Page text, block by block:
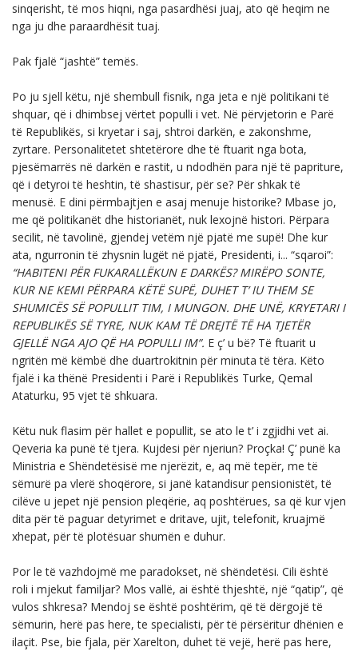
sinqerisht, të mos hiqni, nga pasardhësi juaj, ato që heqim ne
nga ju dhe paraardhësit tuaj.
Pak fjalë “jashtë” temës.
Po ju sjell këtu, një shembull fisnik, nga jeta e një politikani të
shquar, që i dhimbsej vërtet populli i vet. Në përvjetorin e Parë
të Republikës, si kryetar i saj, shtroi darkën, e zakonshme,
zyrtare. Personalitetet shtetërore dhe të ftuarit nga bota,
pjesëmarrës në darkën e rastit, u ndodhën para një të papriture,
që i detyroi të heshtin, të shastisur, për se? Për shkak të
menusë. E dini përmbajtjen e asaj menuje historike? Mbase jo,
me që politikanët dhe historianët, nuk lexojnë histori. Përpara
secilit, në tavolinë, gjendej vetëm një pjatë me supë! Dhe kur
ata, ngurronin të zhysnin lugët në pjatë, Presidenti, i... “sqaroi”:
“HABITENI PËR FUKARALLËKUN E DARKËS? MIRËPO SONTE,
KUR NE KEMI PËRPARA KËTË SUPË, DUHET T’ IU THEM SE
SHUMICËS SË POPULLIT TIM, I MUNGON. DHE UNË, KRYETARI I
REPUBLIKËS SË TYRE, NUK KAM TË DREJTË TË HA TJETËR
GJELLË NGA AJO QË HA POPULLI IM”. E ç’ u bë? Të ftuarit u
ngritën më këmbë dhe duartrokitnin për minuta të tëra. Këto
fjalë i ka thënë Presidenti i Parë i Republikës Turke, Qemal
Ataturku, 95 vjet të shkuara.
Këtu nuk flasim për hallet e popullit, se ato le t’ i zgjidhi vet ai.
Qeveria ka punë të tjera. Kujdesi për njeriun? Proçka! Ç’ punë ka
Ministria e Shëndetësisë me njerëzit, e, aq më tepër, me të
sëmurë pa vlerë shoqërore, si janë katandisur pensionistët, të
cilëve u jepet një pension pleqërie, aq poshtërues, sa që kur vjen
dita për të paguar detyrimet e dritave, ujit, telefonit, kruajmë
xhepat, për të plotësuar shumën e duhur.
Por le të vazhdojmë me paradokset, në shëndetësi. Cili është
roli i mjekut familjar? Mos vallë, ai është thjeshtë, një “qatip”, që
vulos shkresa? Mendoj se është poshtërim, që të dërgojë të
sëmurin, herë pas here, te specialisti, për të përsëritur dhënien e
ilaçit. Pse, bie fjala, për Xarelton, duhet të vejë, herë pas here,